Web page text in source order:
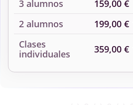
3 alumnos 159,00 €
2 alumnos
199,00 €
Clases
individuales
359,00 €